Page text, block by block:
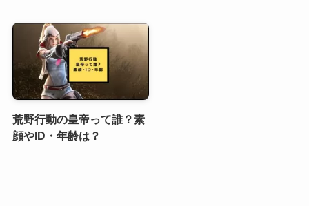
荒野行動の皇帝って誰？素
顔やID・年齢は？